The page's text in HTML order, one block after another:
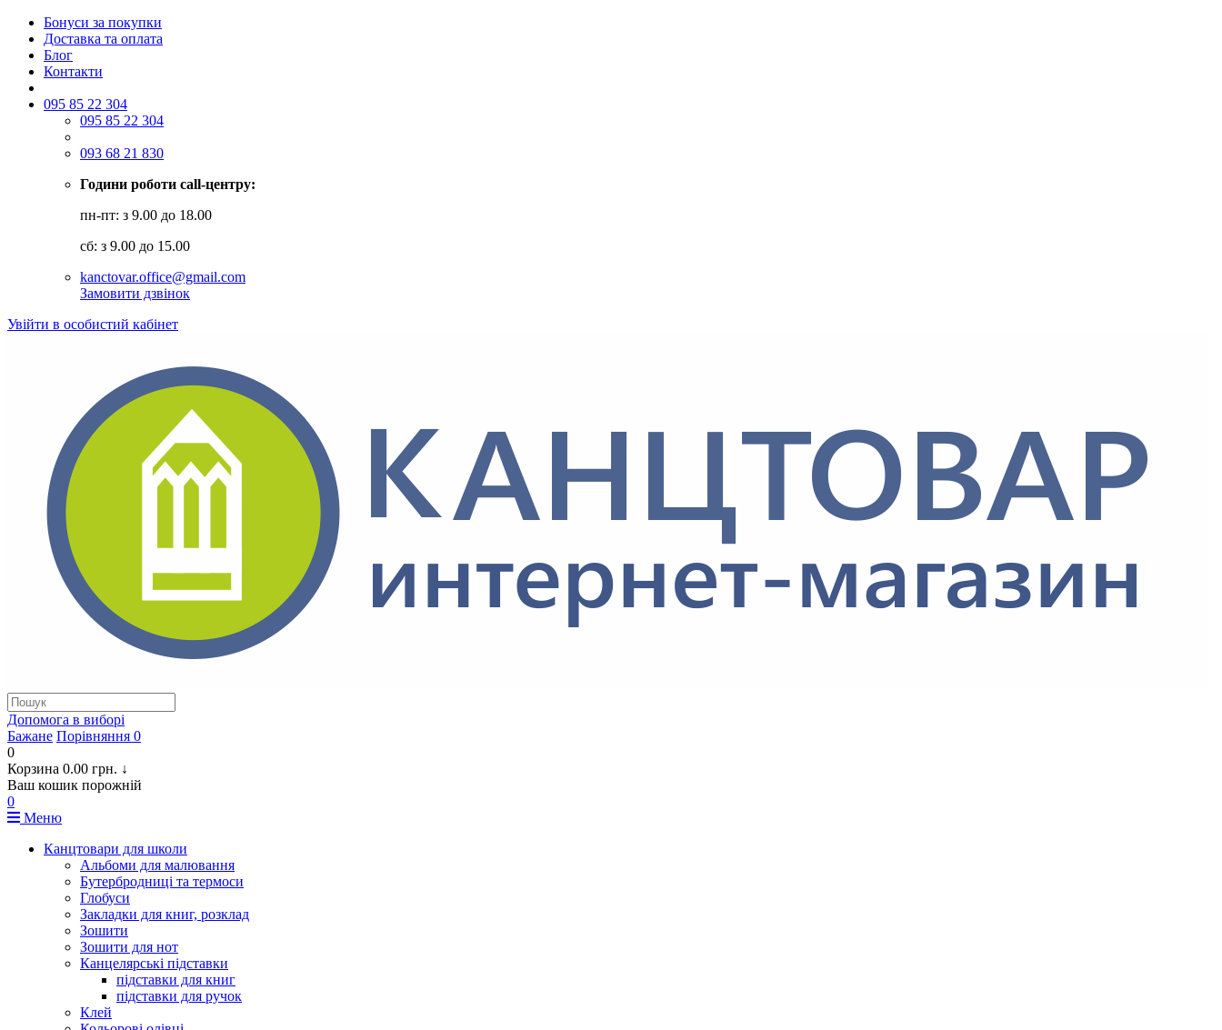
Бонуси за покупки
Доставка та оплата
Блог
Контакти
095 85 22 304
095 85 22 304
093 68 21 830
Години роботи call-центру:
пн-пт: з 9.00 до 18.00
сб: з 9.00 до 15.00
kanctovar.office@gmail.com
Замовити дзвінок
Увійти в особистий кабінет
Допомога в виборi
Бажане Порівняння 0
0
Корзина 0.00 грн. ↓
Ваш кошик порожній
0
Меню
Канцтовари для школи
Альбоми для малювання
Бутербродниці та термоси
Глобуси
Закладки для книг, розклад
Зошити
Зошити для нот
Канцелярські підставки
підставки для книг
підставки для ручок
Клей